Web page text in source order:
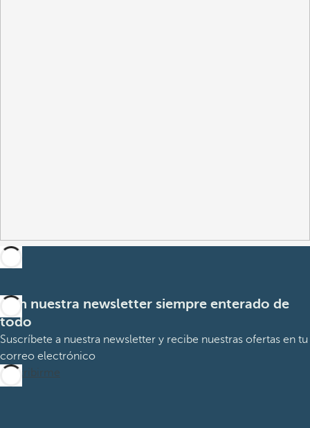
Con nuestra newsletter siempre enterado de
todo
Suscríbete a nuestra newsletter y recibe nuestras ofertas en tu
correo electrónico
Suscribirme